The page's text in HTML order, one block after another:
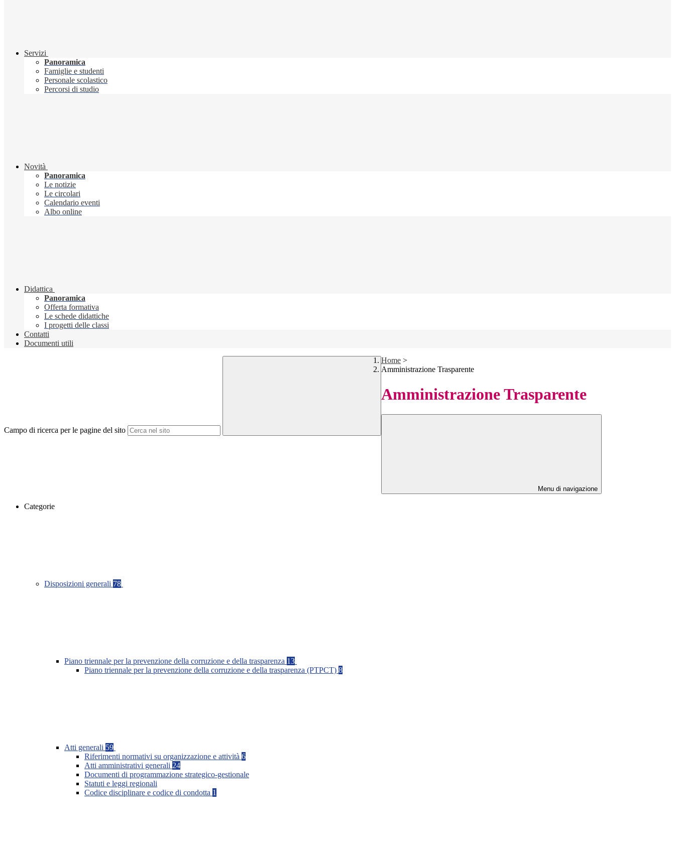
Servizi
Panoramica
Famiglie e studenti
Personale scolastico
Percorsi di studio
Novità
Panoramica
Le notizie
Le circolari
Calendario eventi
Albo online
Didattica
Panoramica
Offerta formativa
Le schede didattiche
I progetti delle classi
Contatti
Documenti utili
Campo di ricerca per le pagine del sito
Home >
Amministrazione Trasparente
Amministrazione Trasparente
Menu di navigazione
Categorie
Disposizioni generali 78
Piano triennale per la prevenzione della corruzione e della trasparenza 13
Piano triennale per la prevenzione della corruzione e della trasparenza (PTPCT) 8
Atti generali 59
Riferimenti normativi su organizzazione e attività 6
Atti amministrativi generali 24
Documenti di programmazione strategico-gestionale
Statuti e leggi regionali
Codice disciplinare e codice di condotta 1